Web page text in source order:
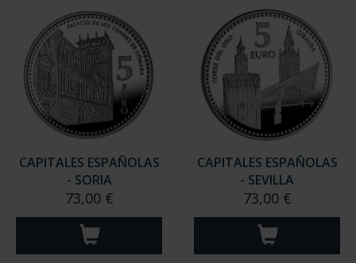
CAPITALES ESPAÑOLAS
- SORIA
73,00 €
CAPITALES ESPAÑOLAS
- SEVILLA
73,00 €